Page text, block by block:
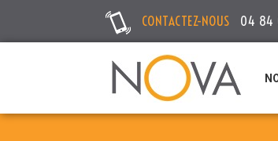
CONTACTEZ-NOUS 04 84